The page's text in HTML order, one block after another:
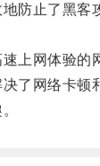
止了黑客
上网体验的
网络卡顿